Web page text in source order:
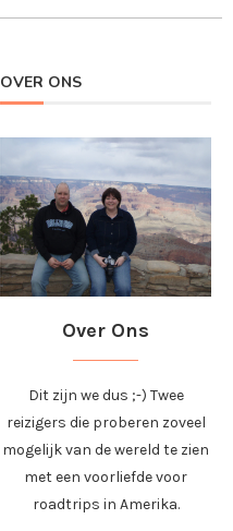
OVER ONS
Over Ons
Dit zijn we dus ;-) Twee
reizigers die proberen zoveel
mogelijk van de wereld te zien
met een voorliefde voor
roadtrips in Amerika.